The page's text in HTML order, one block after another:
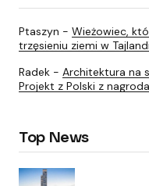
Ptaszyn - Wieżowiec,
trzęsieniu ziemi w
Radek - Architektura na
Projekt z Polski z
Top News